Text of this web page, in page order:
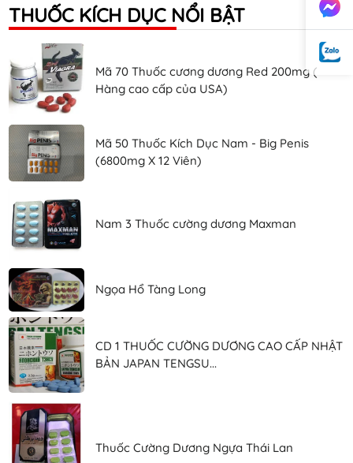
THUỐC KÍCH DỤC NỔI BẬT
Mã 70 Thuốc cương dương Red 200mg (
Hàng cao cấp của USA)
Mã 50 Thuốc Kích Dục Nam - Big Penis
(6800mg X 12 Viên)
Nam 3 Thuốc cường dương Maxman
Ngọa Hổ Tàng Long
CD 1 THUỐC CƯỜNG DƯƠNG CAO CẤP NHẬT
BẢN JAPAN TENGSU...
Thuốc Cường Dương Ngựa Thái Lan